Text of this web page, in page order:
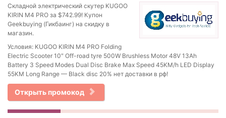
Складной электрический скутер KUGOO
KIRIN M4 PRO за $742.99! Купон
Geekbuying (Гикбаинг) на скидку в
магазин.
Условия: KUGOO KIRIN M4 PRO Folding
Electric Scooter 10″ Off-road tyre 500W Brushless Motor 48V 13Ah
Battery 3 Speed Modes Dual Disc Brake Max Speed 45KM/h LED Display
55KM Long Range — Black disc 20% нет доставки в рф!
Открыть промокод